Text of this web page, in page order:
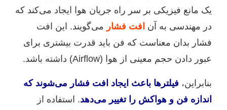
یک مانع فیزیکی بر سر راه جریان هوا ایجاد می‌کند که
در مهندسی به آن افت فشار می‌گویند. این افت
فشار بدان معناست که فن باید قدرت بیشتری برای
عبور دادن حجم معینی از هوا (Airflow) داشته باشد.
بنابراین، فیلترها باعث ایجاد افت فشار می‌شوند که
اندازه فن و هواکش را تغییر می‌دهد. استفاده از